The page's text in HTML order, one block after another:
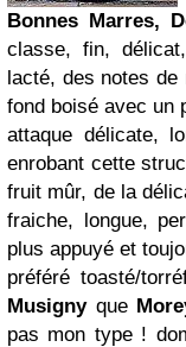
Bonnes Marres,
classe, fin,
lacté, des notes de
fond boisé avec un
attaque délicate,
enrobant cette
fruit mûr, de la
fraiche, longue,
plus appuyé et
préféré toasté/
Musignyque
pas mon type !